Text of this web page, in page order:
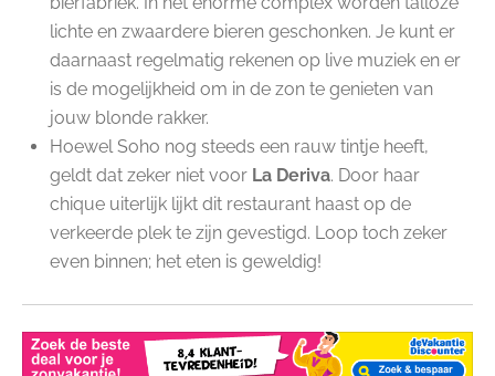
lichte en zwaardere bieren geschonken. Je kunt er
daarnaast regelmatig rekenen op live muziek en er
is de mogelijkheid om in de zon te genieten van
jouw blonde rakker.
Hoewel Soho nog steeds een rauw tintje heeft,
geldt dat zeker niet voor La Deriva. Door haar
chique uiterlijk lijkt dit restaurant haast op de
verkeerde plek te zijn gevestigd. Loop toch zeker
even binnen; het eten is geweldig!